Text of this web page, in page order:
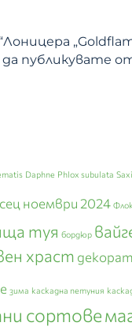
да публикувате
Daphne Phlox subulata
ноември 2024
туя бордюр
храст
зима каскадна петуния
сортове